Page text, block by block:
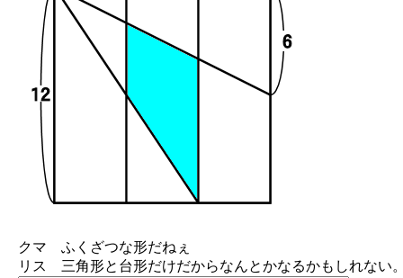
クマ ふくざつな形だねぇ
リス 三角形と台形だけだからなんとかなるかもしれない